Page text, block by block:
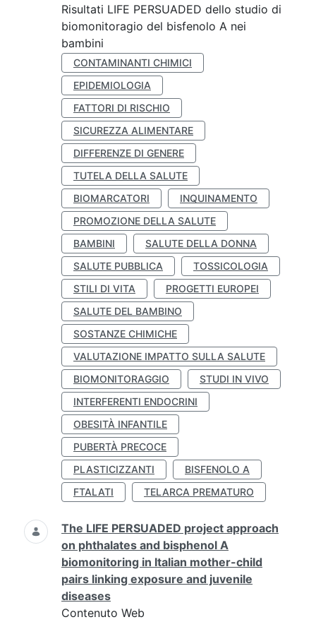
Risultati LIFE PERSUADED dello studio di
biomonitoragio del bisfenolo A nei
bambini
CONTAMINANTI CHIMICI
EPIDEMIOLOGIA
FATTORI DI RISCHIO
SICUREZZA ALIMENTARE
DIFFERENZE DI GENERE
TUTELA DELLA SALUTE
BIOMARCATORI
INQUINAMENTO
PROMOZIONE DELLA SALUTE
BAMBINI
SALUTE DELLA DONNA
SALUTE PUBBLICA
TOSSICOLOGIA
STILI DI VITA
PROGETTI EUROPEI
SALUTE DEL BAMBINO
SOSTANZE CHIMICHE
VALUTAZIONE IMPATTO SULLA SALUTE
BIOMONITORAGGIO
STUDI IN VIVO
INTERFERENTI ENDOCRINI
OBESITÀ INFANTILE
PUBERTÀ PRECOCE
PLASTICIZZANTI
BISFENOLO A
FTALATI
TELARCA PREMATURO
The LIFE PERSUADED project approach
on phthalates and bisphenol A
biomonitoring in Italian mother-child
pairs linking exposure and juvenile
diseases
Contenuto Web